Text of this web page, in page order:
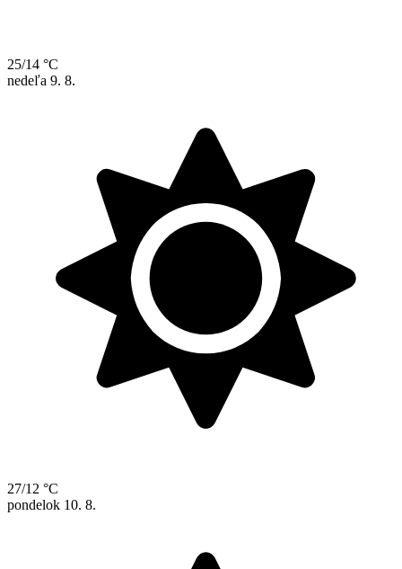
25/14 °C
nedeľa 9. 8.
27/12 °C
pondelok 10. 8.